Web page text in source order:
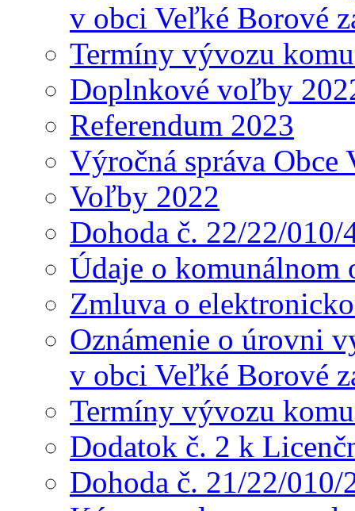
v obci Veľké Borové
Termíny vývozu
Doplnkové voľby
Referendum 2023
Výročná správa
Voľby 2022
Dohoda č. 22/22/
Údaje o komunálnom
Zmluva o
Oznámenie o úrovni
v obci Veľké Borové
Termíny vývozu
Dodatok č. 2 k
Dohoda č. 21/22/